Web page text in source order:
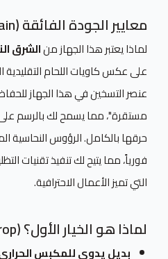
معايير الجودة الفائقة (Information Gain)
لماذا يعتبر هذا الجهاز منالشرق
على عكس كاويات اللحام التقليدية
عنصر التسخين في هذا الجهاز
مستقرة"، مما يسمح لك بالرسم
حرقها بالكامل. الرؤوس النحاسية
التي تميز الأعمال الاحترافية.
لماذا هو الخيار الأول؟ (The Value Prop)
بديل يدوي للمكبس